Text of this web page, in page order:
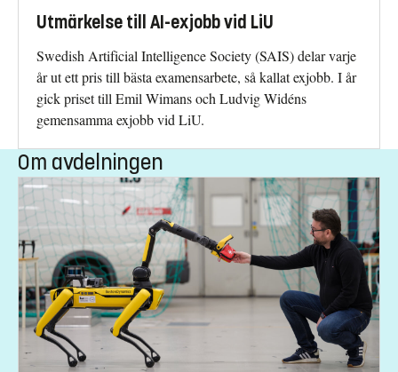
Utmärkelse till AI-exjobb vid LiU
Swedish Artificial Intelligence Society (SAIS) delar varje
år ut ett pris till bästa examensarbete, så kallat exjobb. I år
gick priset till Emil Wimans och Ludvig Widéns
gemensamma exjobb vid LiU.
Om avdelningen